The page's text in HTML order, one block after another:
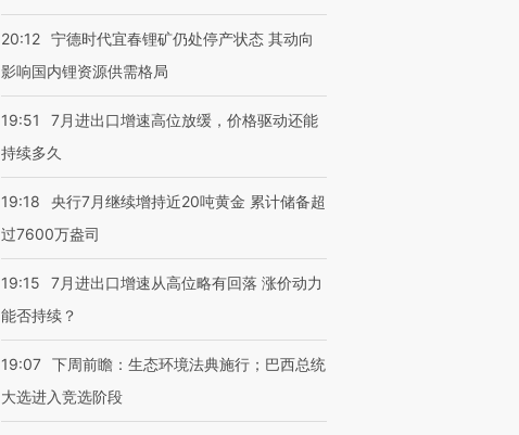
20:12 宁德时代宜春锂矿仍处停产状态 其动向
影响国内锂资源供需格局
19:51
7月进出口增速高位放缓，价格驱动还能
持续多久
19:18
央行7月继续增持近20吨黄金 累计储备超
过7600万盎司
19:15
7月进出口增速从高位略有回落 涨价动力
能否持续？
19:07 下周前瞻：生态环境法典施行；巴西总统
大选进入竞选阶段